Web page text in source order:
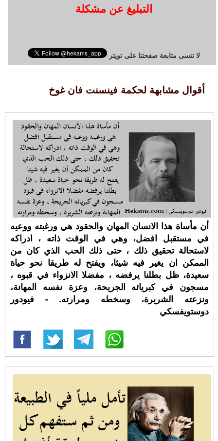
التبليغ عن مشكلة
لا تنسى متابعة صفحتنا على تويتر
أقوال مشابهة لحكمة فينسنت فان غوخ
أن مأساة هذا الانسان المهان والحقود هي ورغبته ووعيه
في مستقبل افضل، وهي في الوقت ذاته ، ادراكه
لاستحالة تحقيق ذلك ، حتى ذلك الحب الذي كان من
الممكن ان يغير فيه شيئا، ويفتح له طريقا نحو حياة
سعيدة، ظل بطلنا يرفضه ، مفضلا الانزواء في قبوه ،
مسجون في كبريائه الجريحة، وعزة نفسه المهانة،
ونزعته الشريرة، وسخطه ومرارته. - فيودور
دوستويفسكي